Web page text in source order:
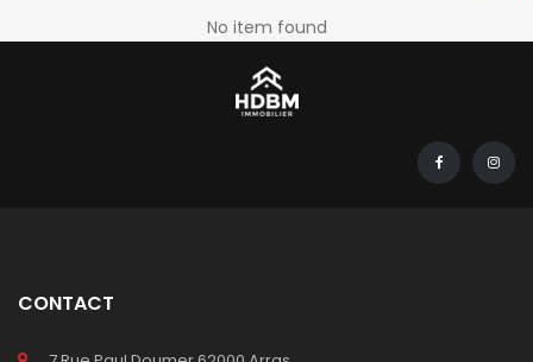
No item found
CONTACT